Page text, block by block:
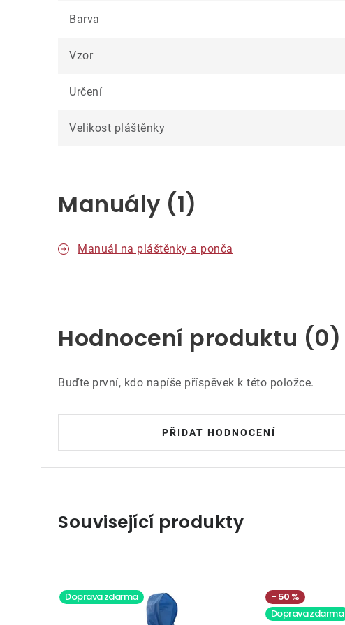
Barva
Vzor
Určení
Velikost pláštěnky
Manuály (1)
Manuál na pláštěnky a ponča
Hodnocení produktu (0)
Buďte první, kdo napíše příspěvek k této položce.
PŘIDAT HODNOCENÍ
Související produkty
Doprava zdarma
50 %
Doprava zdarma